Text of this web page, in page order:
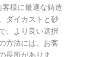
様に最適な鋳造
ダイカストと砂
、より良い選択
方法には、お客
長所がありま